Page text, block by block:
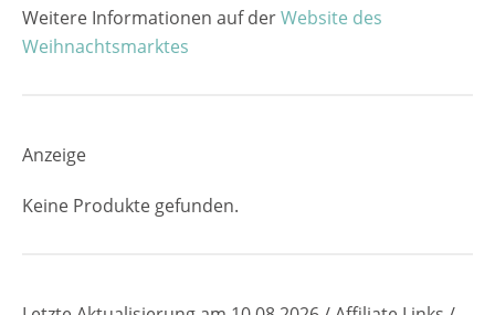
Weitere Informationen auf derWebsite des
Weihnachtsmarktes
Anzeige
Keine Produkte gefunden.